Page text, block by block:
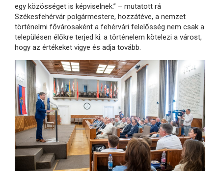
egy közösséget is képviselnek.” – mutatott rá
Székesfehérvár polgármestere, hozzátéve, a nemzet
történelmi fővárosaként a fehérvári felelősség nem csak a
településen élőkre terjed ki: a történelem kötelezi a várost,
hogy az értékeket vigye és adja tovább.